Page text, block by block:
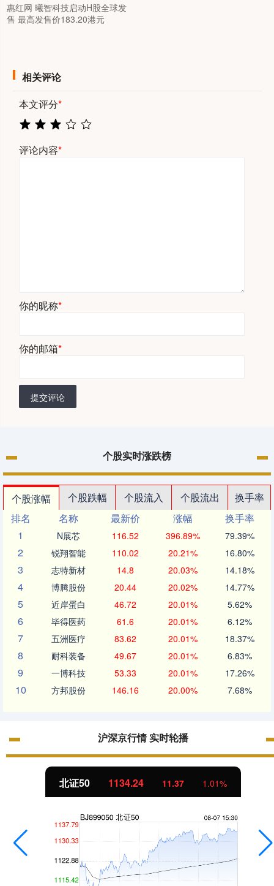
惠红网 曦智科技启动H股全球发
售 最高发售价183.20港元
相关评论
本文评分*
评论内容*
你的昵称*
你的邮箱*
提交评论
个股实时涨跌榜
个股涨幅 个股跌幅 个股流入 个股流出
换手率
排名
名称 最新价 涨幅
换手率
1
N展芯 116.52 396.89% 79.39%
2 锐翔智能 110.02 20.21% 16.80%
3 志特新材 14.8 20.03% 14.18%
4 博腾股份 20.44 20.02% 14.77%
5 近岸蛋白 46.72 20.01% 5.62%
6 毕得医药 61.6 20.01% 6.12%
7 五洲医疗 83.62 20.01% 18.37%
8 耐科装备 49.67 20.01% 6.83%
9 一博科技 53.33 20.01% 17.26%
10 方邦股份 146.16 20.00% 7.68%
沪深京行情 实时轮播
北证50 1134.24 11.37 1.01%